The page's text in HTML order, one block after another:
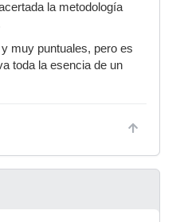
la metodología
muy puntuales, pero es
toda la esencia de un